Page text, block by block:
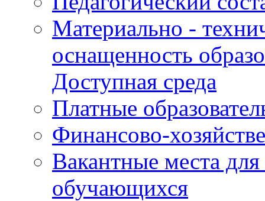
Материально -
оснащенность
Доступная среда
Платные
Финансово-
Вакантные места
обучающихся